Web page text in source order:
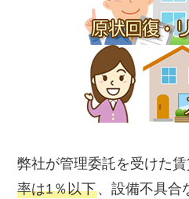
弊社が管理委託を受けた
率は1％以下、設備不具合